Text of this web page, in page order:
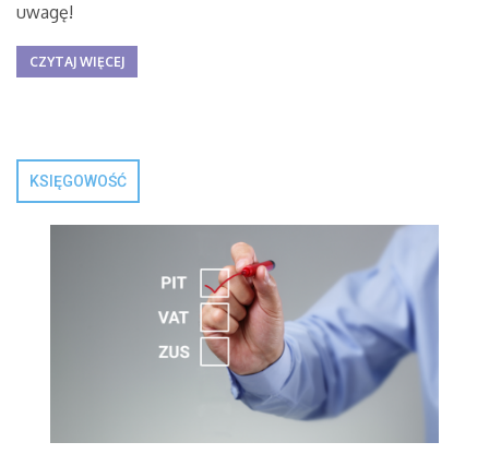
uwagę!
CZYTAJ WIĘCEJ
KSIĘGOWOŚĆ